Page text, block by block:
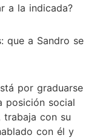
a la indicada?
que a Sandro se
por graduarse
posición social
con su
con él y